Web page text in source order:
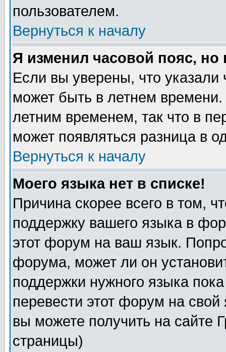
пользователем.
Вернуться к началу
Я изменил часовой пояс,
Если вы уверены, что указали
может быть в летнем
летним временем, так что в
может появляться разница в
Вернуться к началу
Моего языка нет в списке!
Причина скорее всего в том,
поддержку вашего языка в
этот форум на ваш язык.
форума, может ли он
поддержки нужного языка
перевести этот форум на
вы можете получить на сайте
страницы)